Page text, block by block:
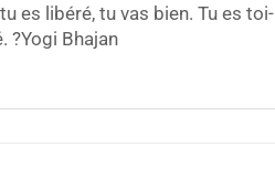
es libéré, tu vas bien. Tu es toi-
?Yogi Bhajan